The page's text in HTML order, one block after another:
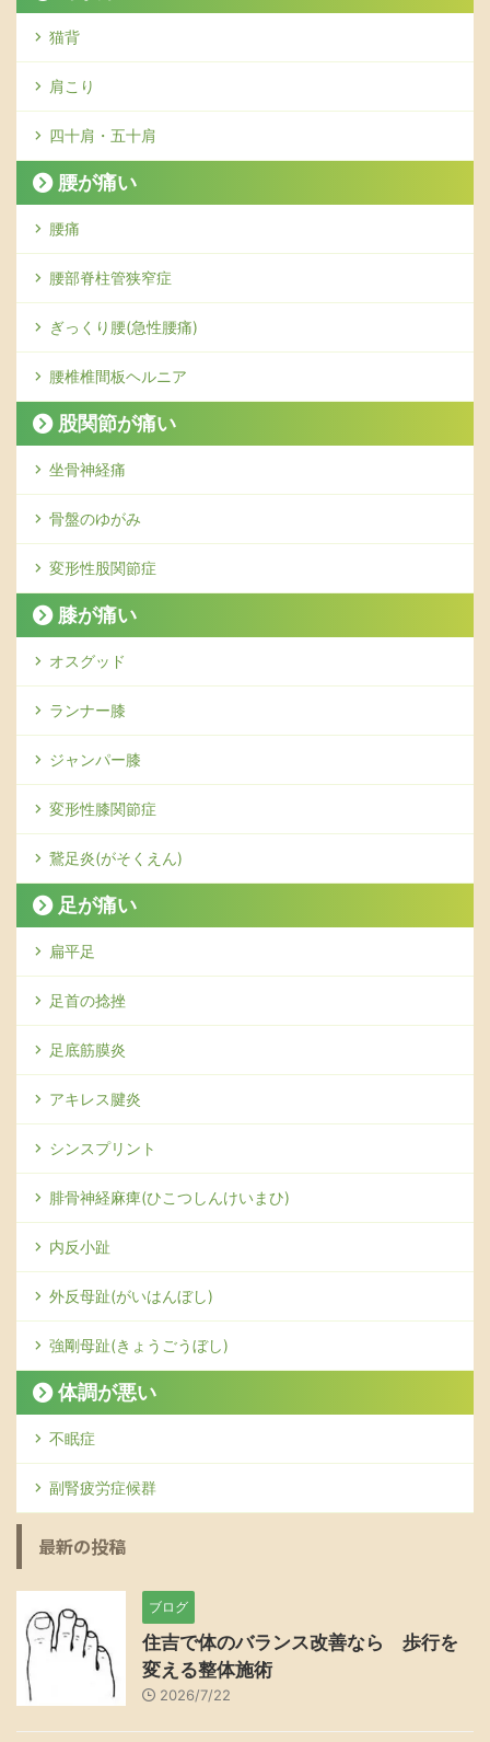
猫背
肩こり
四十肩・五十肩
腰が痛い
腰痛
腰部脊柱管狭窄症
ぎっくり腰(急性腰痛)
腰椎椎間板ヘルニア
股関節が痛い
坐骨神経痛
骨盤のゆがみ
変形性股関節症
膝が痛い
オスグッド
ランナー膝
ジャンパー膝
変形性膝関節症
鵞足炎(がそくえん)
足が痛い
扁平足
足首の捻挫
足底筋膜炎
アキレス腱炎
シンスプリント
腓骨神経麻痺(ひこつしんけいまひ)
内反小趾
外反母趾(がいはんぼし)
強剛母趾(きょうごうぼし)
体調が悪い
不眠症
副腎疲労症候群
最新の投稿
ブログ
住吉で体のバランス改善なら 歩行を
変える整体施術
2026/7/22